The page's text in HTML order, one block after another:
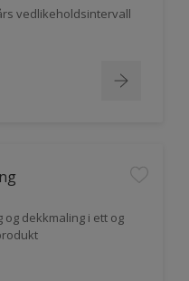
vedlikeholdsintervall
og dekkmaling i ett og